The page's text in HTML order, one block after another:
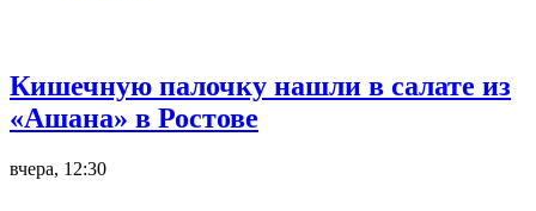
Кишечную палочку нашли в салате из
«Ашана» в Ростове
вчера, 12:30